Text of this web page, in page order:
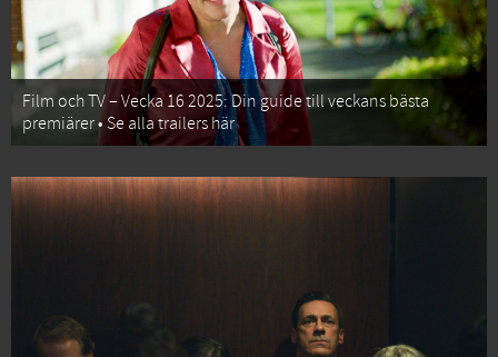
Film och TV – Vecka 16 2025: Din guide till veckans bästa
premiärer • Se alla trailers här